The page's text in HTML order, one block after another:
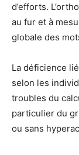
d’efforts.
au fur et à
globale des
La déficience
selon les
troubles du
particulier du
ou sans